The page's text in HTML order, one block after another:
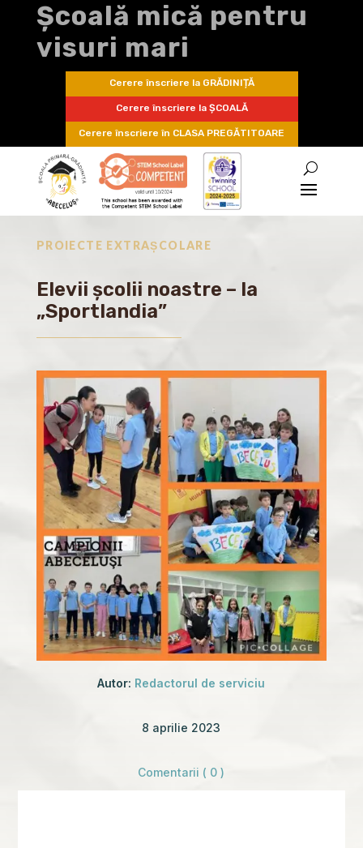
Școală mică pentru
visuri mari
Cerere înscriere la GRĂDINIȚĂ
Cerere înscriere la ȘCOALĂ
Cerere înscriere în CLASA PREGĂTITOARE
PROIECTE EXTRAȘCOLARE
Elevii școlii noastre – la
„Sportlandia”
Autor: Redactorul de serviciu
8 aprilie 2023
Comentarii ( 0 )